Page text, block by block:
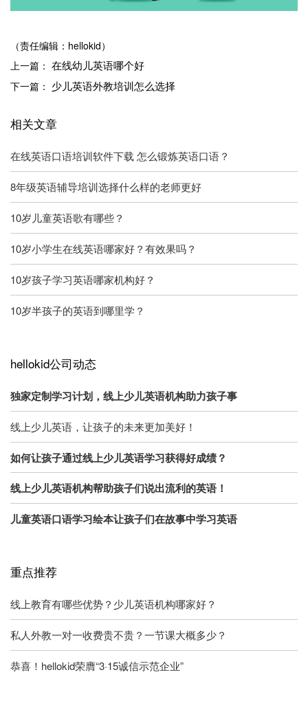
（责任编辑：hellokid）
上一篇： 在线幼儿英语哪个好
下一篇： 少儿英语外教培训怎么选择
相关文章
在线英语口语培训软件下载 怎么锻炼英语口语？
8年级英语辅导培训选择什么样的老师更好
10岁儿童英语歌有哪些？
10岁小学生在线英语哪家好？有效果吗？
10岁孩子学习英语哪家机构好？
10岁半孩子的英语到哪里学？
hellokid公司动态
独家定制学习计划，线上少儿英语机构助力孩子事
线上少儿英语，让孩子的未来更加美好！
如何让孩子通过线上少儿英语学习获得好成绩？
线上少儿英语机构帮助孩子们说出流利的英语！
儿童英语口语学习绘本让孩子们在故事中学习英语
重点推荐
线上教育有哪些优势？少儿英语机构哪家好？
私人外教一对一收费贵不贵？一节课大概多少？
恭喜！hellokid荣膺“3·15诚信示范企业”